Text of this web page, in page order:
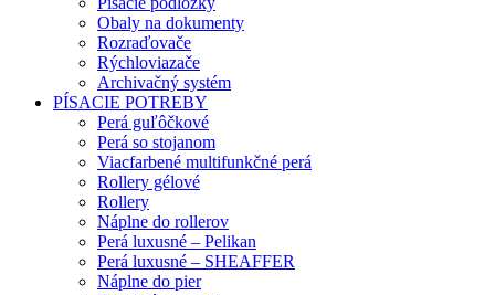
Obaly na dokumenty
Rozraďovače
Rýchloviazače
Archivačný systém
PÍSACIE POTREBY
Perá guľôčkové
Perá so stojanom
Viacfarbené multifunkčné perá
Rollery gélové
Rollery
Náplne do rollerov
Perá luxusné – Pelikan
Perá luxusné – SHEAFFER
Náplne do pier